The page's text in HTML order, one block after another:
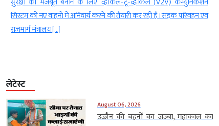
सिस्टम को नए वाहनों में अनिवार्य करने की तैयारी कर रही है। सड़क परिवहन एवं
राजमार्ग मंत्रालय […]
लेटेस्ट
August 06, 2026
उज्जैन की बहनों का जज्बा, महाकाल का